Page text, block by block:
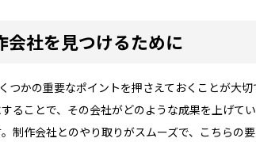
会社を見つけるために
つかの重要なポイントを押さえておくことが大
ることで、その会社がどのような成果を上げてい
制作会社とのやり取りがスムーズで、こちら